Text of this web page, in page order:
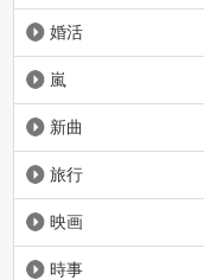
婚活
嵐
新曲
旅行
映画
時事